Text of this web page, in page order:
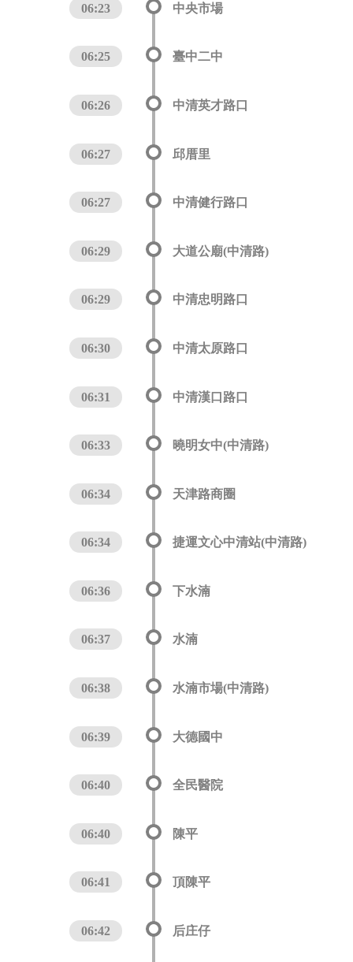
06:23 中央市場
06:25 臺中二中
06:26 中清英才路口
06:27 邱厝里
06:27 中清健行路口
06:29 大道公廟(中清路)
06:29 中清忠明路口
06:30 中清太原路口
06:31 中清漢口路口
06:33 曉明女中(中清路)
06:34 天津路商圈
06:34 捷運文心中清站(中清路)
06:36 下水湳
06:37 水湳
06:38 水湳市場(中清路)
06:39 大德國中
06:40 全民醫院
06:40 陳平
06:41 頂陳平
06:42 后庄仔